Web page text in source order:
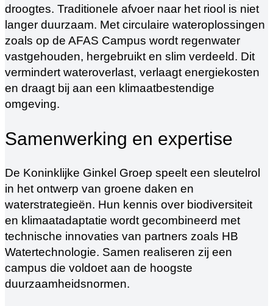
droogtes. Traditionele afvoer naar het riool is niet
langer duurzaam. Met circulaire wateroplossingen
zoals op de AFAS Campus wordt regenwater
vastgehouden, hergebruikt en slim verdeeld. Dit
vermindert wateroverlast, verlaagt energiekosten
en draagt bij aan een klimaatbestendige
omgeving.
Samenwerking en expertise
De Koninklijke Ginkel Groep speelt een sleutelrol
in het ontwerp van groene daken en
waterstrategieën. Hun kennis over biodiversiteit
en klimaatadaptatie wordt gecombineerd met
technische innovaties van partners zoals HB
Watertechnologie. Samen realiseren zij een
campus die voldoet aan de hoogste
duurzaamheidsnormen.